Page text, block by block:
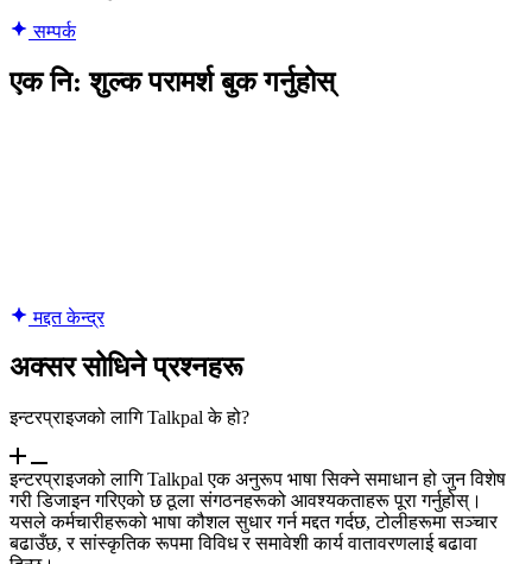
सम्पर्क
एक नि: शुल्क परामर्श बुक गर्नुहोस्
मद्दत केन्द्र
अक्सर सोधिने प्रश्नहरू
इन्टरप्राइजको लागि Talkpal के हो?
इन्टरप्राइजको लागि Talkpal एक अनुरूप भाषा सिक्ने समाधान हो जुन विशेष
गरी डिजाइन गरिएको छ ठूला संगठनहरूको आवश्यकताहरू पूरा गर्नुहोस्।
यसले कर्मचारीहरूको भाषा कौशल सुधार गर्न मद्दत गर्दछ, टोलीहरूमा सञ्चार
बढाउँछ, र सांस्कृतिक रूपमा विविध र समावेशी कार्य वातावरणलाई बढावा